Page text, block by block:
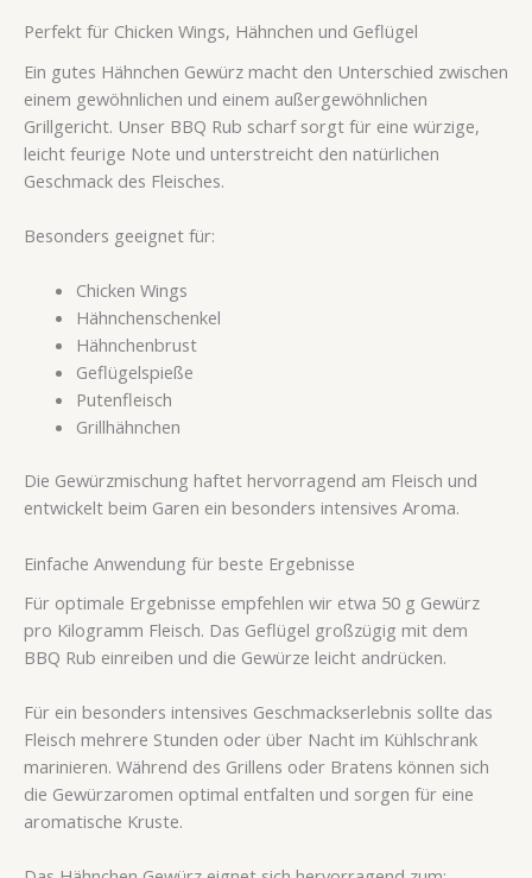
Perfekt für Chicken Wings, Hähnchen und Geflügel
Ein gutes Hähnchen Gewürz macht den Unterschied zwischen
einem gewöhnlichen und einem außergewöhnlichen
Grillgericht. Unser BBQ Rub scharf sorgt für eine würzige,
leicht feurige Note und unterstreicht den natürlichen
Geschmack des Fleisches.
Besonders geeignet für:
Chicken Wings
Hähnchenschenkel
Hähnchenbrust
Geflügelspieße
Putenfleisch
Grillhähnchen
Die Gewürzmischung haftet hervorragend am Fleisch und
entwickelt beim Garen ein besonders intensives Aroma.
Einfache Anwendung für beste Ergebnisse
Für optimale Ergebnisse empfehlen wir etwa 50 g Gewürz
pro Kilogramm Fleisch. Das Geflügel großzügig mit dem
BBQ Rub einreiben und die Gewürze leicht andrücken.
Für ein besonders intensives Geschmackserlebnis sollte das
Fleisch mehrere Stunden oder über Nacht im Kühlschrank
marinieren. Während des Grillens oder Bratens können sich
die Gewürzaromen optimal entfalten und sorgen für eine
aromatische Kruste.